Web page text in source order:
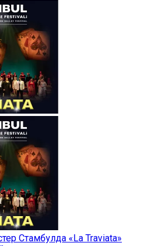
Стамбулда «La Traviata»